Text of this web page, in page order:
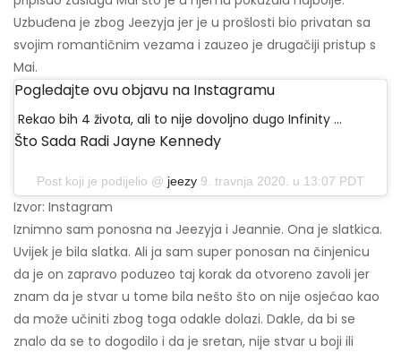
Uzbuđena je zbog Jeezyja jer je u prošlosti bio privatan sa
svojim romantičnim vezama i zauzeo je drugačiji pristup s
Mai.
Pogledajte ovu objavu na Instagramu
Rekao bih 4 života, ali to nije dovoljno dugo Infinity ...
Što Sada Radi Jayne Kennedy
Post koji je podijelio @ jeezy 9. travnja 2020. u 13:07 PDT
Izvor: Instagram
Iznimno sam ponosna na Jeezyja i Jeannie. Ona je slatkica.
Uvijek je bila slatka. Ali ja sam super ponosan na činjenicu
da je on zapravo poduzeo taj korak da otvoreno zavoli jer
znam da je stvar u tome bila nešto što on nije osjećao kao
da može učiniti zbog toga odakle dolazi. Dakle, da bi se
znalo da se to dogodilo i da je sretan, nije stvar u boji ili